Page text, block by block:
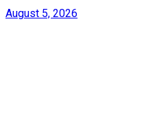
August 5, 2026